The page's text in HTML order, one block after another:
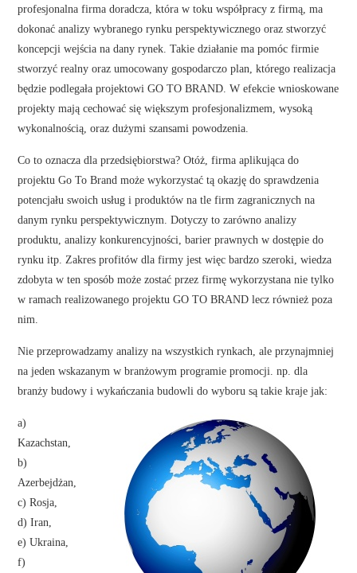
profesjonalna firma doradcza, która w toku współpracy z firmą, ma
dokonać analizy wybranego rynku perspektywicznego oraz stworzyć
koncepcji wejścia na dany rynek. Takie działanie ma pomóc firmie
stworzyć realny oraz umocowany gospodarczo plan, którego realizacja
będzie podlegała projektowi GO TO BRAND. W efekcie wnioskowane
projekty mają cechować się większym profesjonalizmem, wysoką
wykonalnością, oraz dużymi szansami powodzenia.
Co to oznacza dla przedsiębiorstwa? Otóż, firma aplikująca do
projektu Go To Brand może wykorzystać tą okazję do sprawdzenia
potencjału swoich usług i produktów na tle firm zagranicznych na
danym rynku perspektywicznym. Dotyczy to zarówno analizy
produktu, analizy konkurencyjności, barier prawnych w dostępie do
rynku itp. Zakres profitów dla firmy jest więc bardzo szeroki, wiedza
zdobyta w ten sposób może zostać przez firmę wykorzystana nie tylko
w ramach realizowanego projektu GO TO BRAND lecz również poza
nim.
Nie przeprowadzamy analizy na wszystkich rynkach, ale przynajmniej
na jeden wskazanym w branżowym programie promocji. np. dla
branży budowy i wykańczania budowli do wyboru są takie kraje jak:
a)
Kazachstan,
b)
Azerbejdżan,
c) Rosja,
d) Iran,
e) Ukraina,
f)